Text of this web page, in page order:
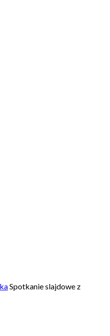
Spotkanie slajdowe z